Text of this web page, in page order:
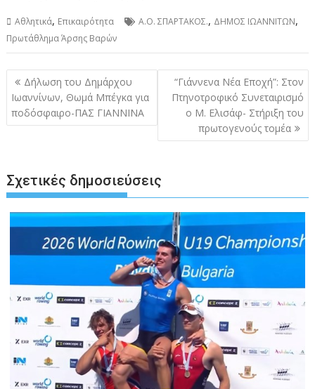
Αθλητικά, Επικαιρότητα Α.Ο. ΣΠΑΡΤΑΚΟΣ., ΔΗΜΟΣ ΙΩΑΝΝΙΤΩΝ,
Πρωτάθλημα Άρσης Βαρών
Πλοήγηση
άρθρων
Δήλωση του Δημάρχου
Ιωαννίνων, Θωμά Μπέγκα για
ποδόσφαιρο-ΠΑΣ ΓΙΑΝΝΙΝΑ
“Γιάννενα Νέα Εποχή”: Στον
Πτηνοτροφικό Συνεταιρισμό
ο Μ. Ελισάφ- Στήριξη του
πρωτογενούς τομέα
Σχετικές δημοσιεύσεις